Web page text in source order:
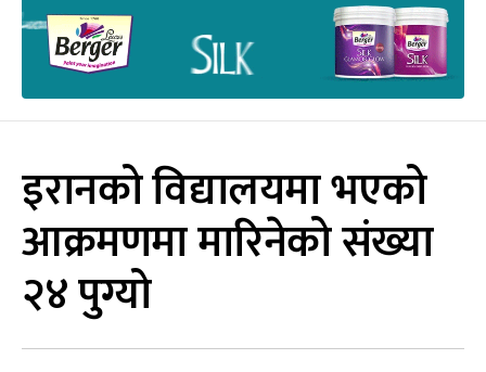
इरानको विद्यालयमा भएको
आक्रमणमा मारिनेको संख्या
२४ पुग्यो